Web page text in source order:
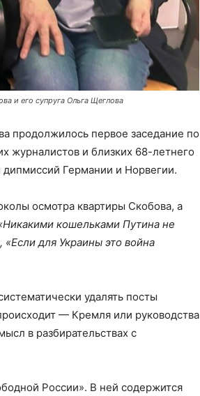
и его супруга Ольга Щеглова
продолжилось первое заседание по
журналистов и близких 68-летнего
дипмиссий Германии и Норвегии.
осмотра квартиры Скобова, а
кошельками Путина не
для Украины это война
удалять посты
— Кремля или руководства
в разбирательствах с
России». В ней содержится